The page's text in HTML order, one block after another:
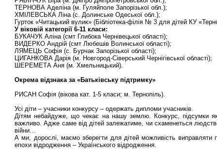
ТЕРНОВА Аделіна (м. Гуляйполе Запорізької обл.);
ХМІЛЕВСЬКА Ліна (с. Долинське Одеської обл.);
Гурток «Читацький вулик» (Бібліотека-філія № 3 для дітей КУ
У віковій категорії 6-11 класи:
БУКАЧУК Аліна (смт Глибока Чернівецької області);
ВИДЕРКО Андрій (смт Любешів Волинської області);
ЛЯМЕЦЬ Софія (с. Бурчак Запорізької області);
ЦИГАНКОВА Дарія (м. Новгород-Сіверський Чернігівської області);
ШЕРЕМЕТА Аня (м. Хмельницький).
Окрема відзнака за «Батьківську підтримку»
РИСАН Софія (вікова кат. 1-5 класи; м. Тернопіль).
Усі діти – учасники конкурсу – одержать дипломи учасників.
Дітям небайдуже, що чекає на нашу землю. Конкурс, підсумки
важливо. Адже саме від дітей залежатиме, чи схаменеться
війни…
А ми, дорослі, маємо зберегти для дітей можливість виправляти
епохи відродження – Українського відродження.